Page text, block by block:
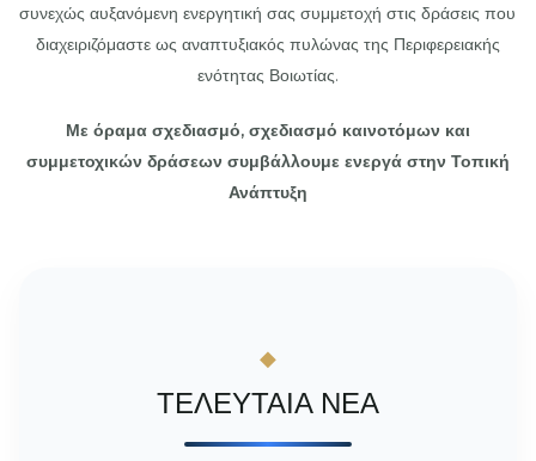
συνεχώς αυξανόμενη ενεργητική σας συμμετοχή στις δράσεις που
διαχειριζόμαστε ως αναπτυξιακός πυλώνας της Περιφερειακής
ενότητας Βοιωτίας.
Με όραμα σχεδιασμό, σχεδιασμό καινοτόμων και
συμμετοχικών δράσεων συμβάλλουμε ενεργάστην Τοπική
Ανάπτυξη
ΤΕΛΕΥΤΑΙΑ ΝΕΑ